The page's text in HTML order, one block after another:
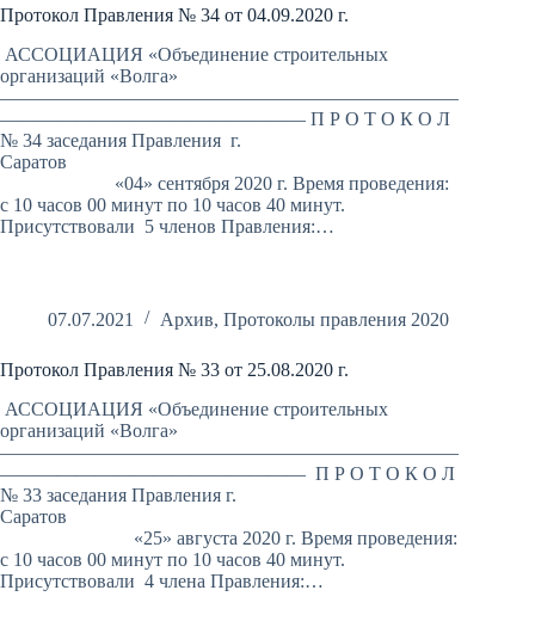
Протокол Правления № 34 от 04.09.2020 г.
АССОЦИАЦИЯ «Объединение строительных
организаций «Волга»
————————————————————————
———————————————— П Р О Т О К О Л
№ 34 заседания Правления г.
Саратов
«04» сентября 2020 г. Время проведения:
с 10 часов 00 минут по 10 часов 40 минут.
Присутствовали 5 членов Правления:…
07.07.2021 Архив, Протоколы правления 2020
Протокол Правления № 33 от 25.08.2020 г.
АССОЦИАЦИЯ «Объединение строительных
организаций «Волга»
————————————————————————
———————————————— П Р О Т О К О Л
№ 33 заседания Правления г.
Саратов
«25» августа 2020 г. Время проведения:
с 10 часов 00 минут по 10 часов 40 минут.
Присутствовали 4 члена Правления:…